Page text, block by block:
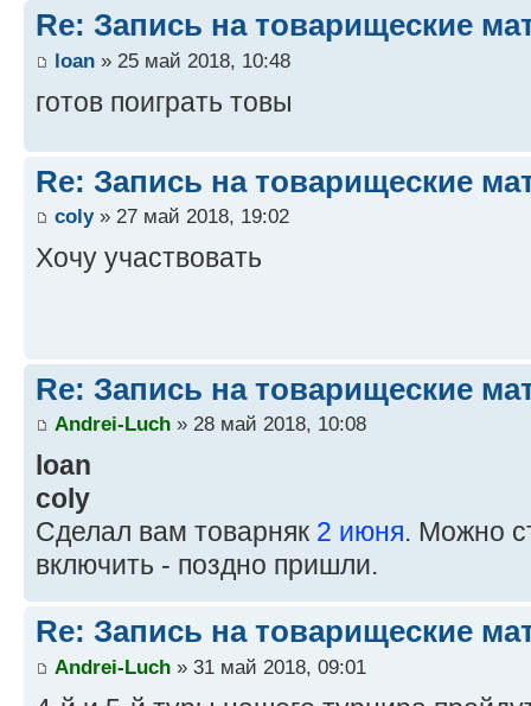
Re: Запись на товарищеские
loan » 25 май 2018, 10:48
готов поиграть товы
Re: Запись на товарищеские
coly» 27 май 2018, 19:02
Хочу участвовать
Re: Запись на товарищеские
Andrei-Luch » 28 май 2018, 10:08
loan
coly
Сделал вам товарняк 2 июня. Можно
включить - поздно пришли.
Re: Запись на товарищеские
Andrei-Luch » 31 май 2018, 09:01